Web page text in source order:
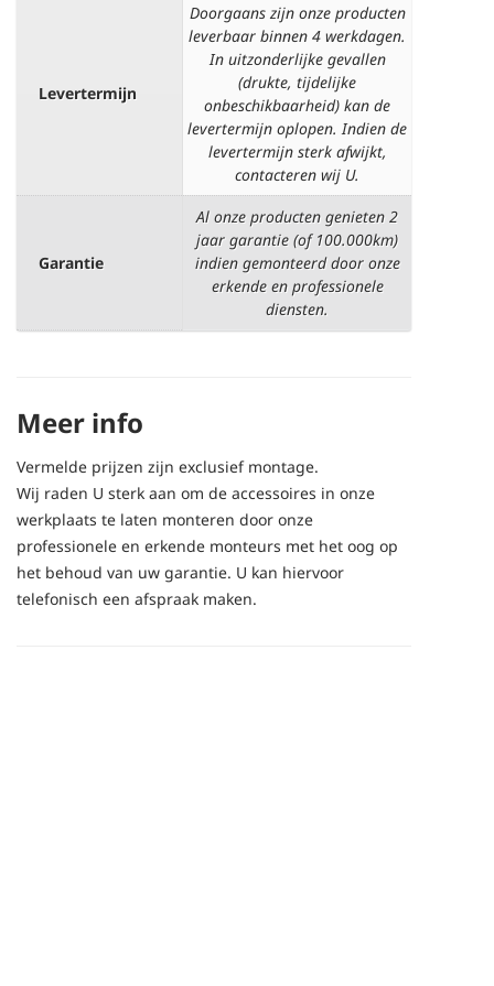
Levertermijn
Doorgaans zijn onze producten
leverbaar binnen 4 werkdagen.
In uitzonderlijke gevallen
(drukte, tijdelijke
onbeschikbaarheid) kan de
levertermijn oplopen. Indien de
levertermijn sterk afwijkt,
contacteren wij U.
Garantie
Al onze producten genieten 2
jaar garantie (of 100.000km)
indien gemonteerd door onze
erkende en professionele
diensten.
Meer info
Vermelde prijzen zijn exclusief montage.
Wij raden U sterk aan om de accessoires in onze
werkplaats te laten monteren door onze
professionele en erkende monteurs met het oog op
het behoud van uw garantie. U kan hiervoor
telefonisch een afspraak maken.